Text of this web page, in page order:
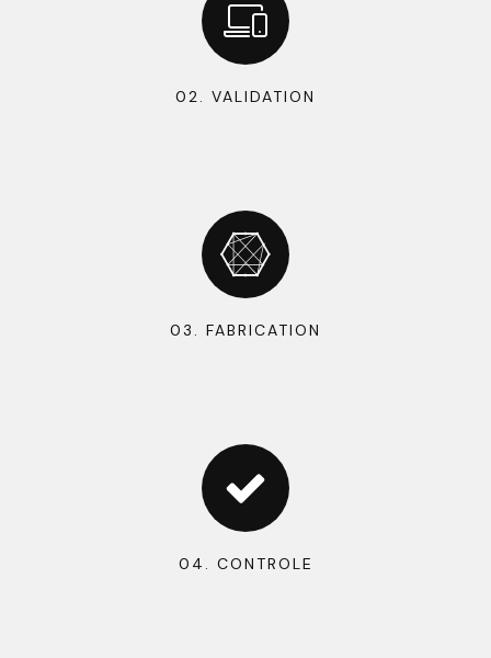
02. VALIDATION
03. FABRICATION
04. CONTROLE